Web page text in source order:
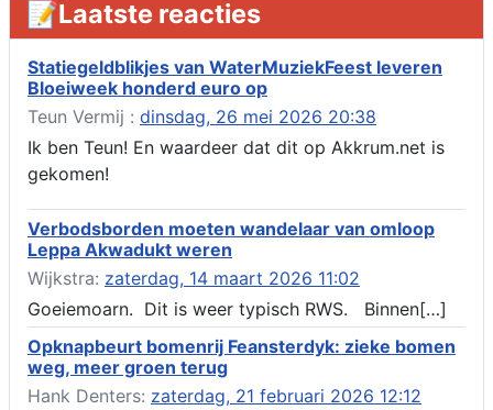
ruimte 02-10 t/m 02-11-2026, sitadel voor nr 6 te Akkrum
Verlenging beslistermijn aanvraag omgevingsvergunning,
heechein 28, 8491 em Akkrum
Aanvraag omgevingsvergunning, veranderen van een woning
(voordeur en dakkapel), boarnsterdyk 75 Akkrum
aanbrengen van asfalt t.b.v. onderhoud fietspad t.h.v
boarnsterdyk, Akkrum
Verlening ontheffing geluid, boarnsw?l Akkrum
Kennisgeving vergunningaanvraag voor het -bouwwerken,
werken en objecten in of bij een oppervlaktewaterlichaam, niet
zijnde de noordzee, of waterkering in beheer bij het rijk te
Akkrum
Verlening omgevingsvergunning, veranderen van twee
bruggen (renovatie), ljouwerterdyk nabij nummer 6 Akkrum
Verlening ontheffing geluid, heechein Akkrum
📝Laatste reacties
Statiegeldblikjes van WaterMuziekFeest leveren
Bloeiweek honderd euro op
Teun Vermij : dinsdag, 26 mei 2026 20:38
Ik ben Teun! En waardeer dat dit op Akkrum.net is
gekomen!
Verbodsborden moeten wandelaar van omloop
Leppa Akwadukt weren
Wijkstra: zaterdag, 14 maart 2026 11:02
Goeiemoarn. Dit is weer typisch RWS. Binnen[…]
Opknapbeurt bomenrij Feansterdyk: zieke bomen
weg, meer groen terug
Hank Denters: zaterdag, 21 februari 2026 12:12